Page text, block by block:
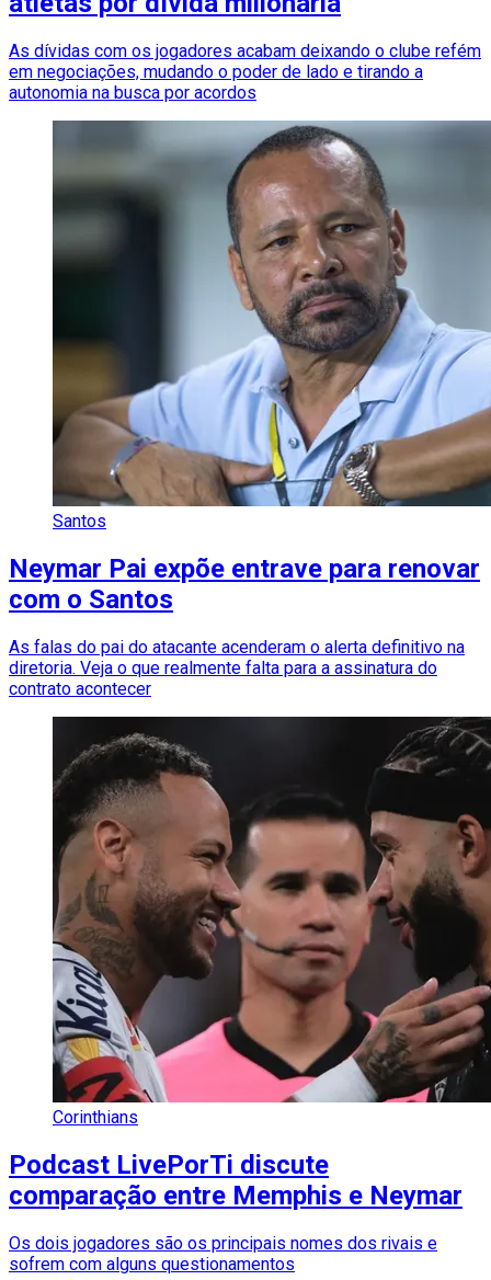
As dívidas com os jogadores acabam deixando o clube refém
em negociações, mudando o poder de lado e tirando a
autonomia na busca por acordos
Santos
Neymar Pai expõe entrave para renovar
com o Santos
As falas do pai do atacante acenderam o alerta definitivo na
diretoria. Veja o que realmente falta para a assinatura do
contrato acontecer
Corinthians
Podcast LivePorTi discute
comparação entre Memphis e Neymar
Os dois jogadores são os principais nomes dos rivais e
sofrem com alguns questionamentos